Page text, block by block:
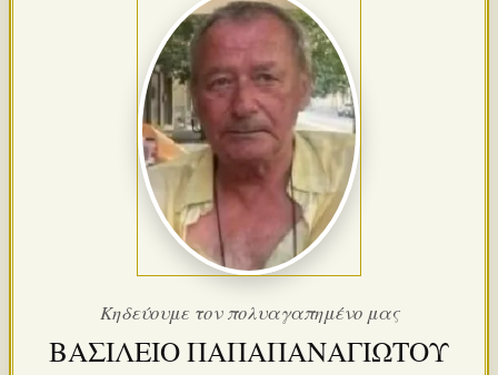
Κηδεύουμε τον πολυαγαπημένο μας
ΒΑΣΙΛΕΙΟ ΠΑΠΑΠΑΝΑΓΙΩΤΟΥ